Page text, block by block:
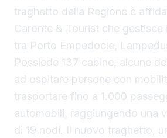
traghetto della Regione è
Caronte & Tourist che gestisce
tra Porto Empedocle,
Possiede 137 cabine, alcune
ad ospitare persone con
trasportare fino a 1.000
automobili, raggiungendo una
di 19 nodi. Il nuovo traghetto,